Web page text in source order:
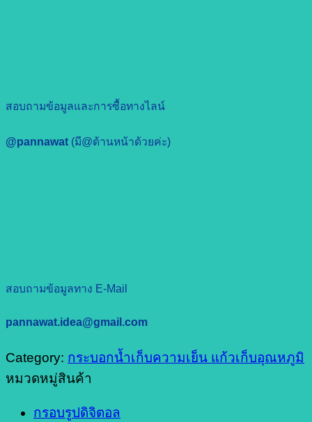
สอบถามข้อมูลและการซื้อทางไลน์
@pannawat (มี@ด้านหน้าด้วยค่ะ)
สอบถามข้อมูลทาง E-Mail
pannawat.idea@gmail.com
Category: กระบอกน้ำเก็บความเย็น แก้วเก็บอุณหภูมิ
หมวดหมู่สินค้า
กรอบรูปดิจิตอล